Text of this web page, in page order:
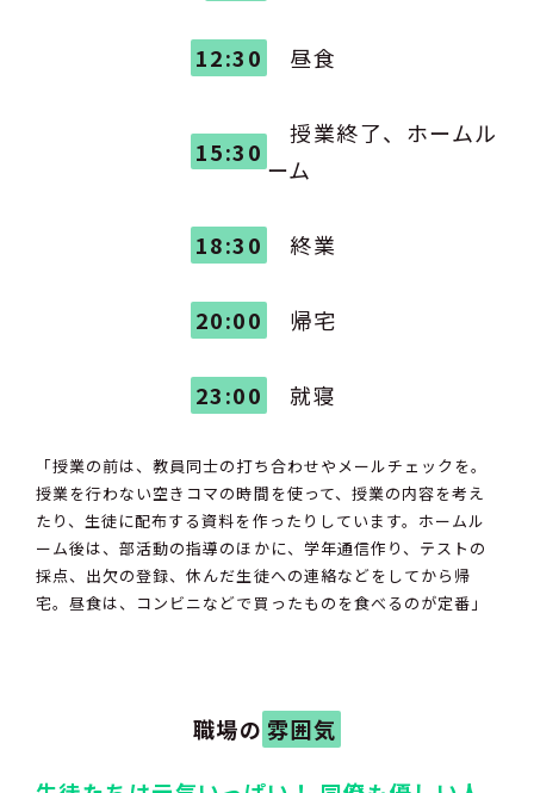
12:30 昼食
15:30
授業終了、ホームル
ーム
18:30 終業
20:00 帰宅
23:00 就寝
「授業の前は、教員同士の打ち合わせやメールチェックを。
授業を行わない空きコマの時間を使って、授業の内容を考え
たり、生徒に配布する資料を作ったりしています。ホームル
ーム後は、部活動の指導のほかに、学年通信作り、テストの
採点、出欠の登録、休んだ生徒への連絡などをしてから帰
宅。昼食は、コンビニなどで買ったものを食べるのが定番」
職場の 雰囲気